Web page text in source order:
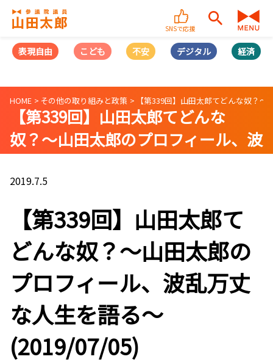
SNSで応援
表現自由 こども 不安 デジタル 経済
HOME その他の取り組みと政策 【第339回】山田太郎てどんな奴？
【第339回】山田太郎てどんな
奴？〜山田太郎のプロフィール、波
乱万丈な人生を語る〜(2019/07/05)
2019.7.5
【第339回】山田太郎て
どんな奴？〜山田太郎の
プロフィール、波乱万丈
な人生を語る〜
(2019/07/05)